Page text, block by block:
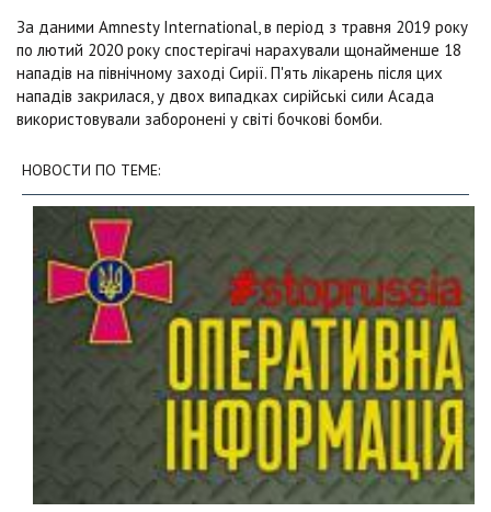
За даними Amnesty International, в період з травня 2019 року
по лютий 2020 року спостерігачі нарахували щонайменше 18
нападів на північному заході Сирії. П'ять лікарень після цих
нападів закрилася, у двох випадках сирійські сили Асада
використовували заборонені у світі бочкові бомби.
НОВОСТИ ПО ТЕМЕ: